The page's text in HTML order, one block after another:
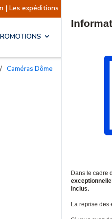
sont actuellement suspendues
/ Caméras Dôme